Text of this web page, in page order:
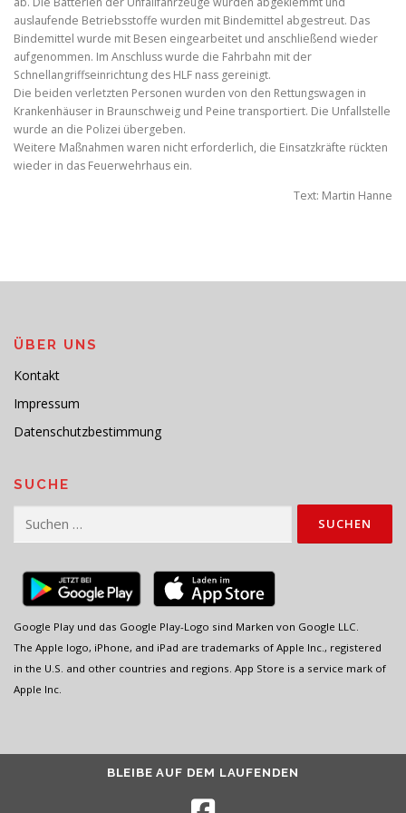
auslaufende Betriebsstoffe wurden mit Bindemittel abgestreut. Das
Bindemittel wurde mit Besen eingearbeitet und anschließend wieder
aufgenommen. Im Anschluss wurde die Fahrbahn mit der
Schnellangriffseinrichtung des HLF nass gereinigt.
Die beiden verletzten Personen wurden von den Rettungswagen in
Krankenhäuser in Braunschweig und Peine transportiert. Die Unfallstelle
wurde an die Polizei übergeben.
Weitere Maßnahmen waren nicht erforderlich, die Einsatzkräfte rückten
wieder in das Feuerwehrhaus ein.
Text: Martin Hanne
ÜBER UNS
Kontakt
Impressum
Datenschutzbestimmung
SUCHE
Suchen
Google Play und das Google Play-Logo sind Marken von Google LLC.
The Apple logo, iPhone, and iPad are trademarks of Apple Inc., registered
in the U.S. and other countries and regions. App Store is a service mark of
Apple Inc.
BLEIBE AUF DEM LAUFENDEN